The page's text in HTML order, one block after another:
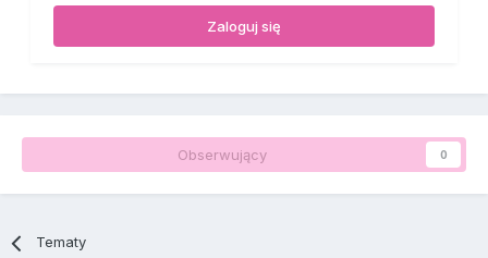
Zaloguj się
Obserwujący 0
Tematy